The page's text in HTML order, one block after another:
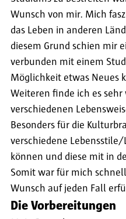
Wunsch von mir. Mich
das Leben in anderen
diesem Grund schien mir
verbunden mit einem
Möglichkeit etwas Neues
Weiteren finde ich es
verschiedenen
Besonders für die
verschiedene
können und diese mit in
Somit war für mich
Wunsch auf jeden Fall
Die Vorbereitungen